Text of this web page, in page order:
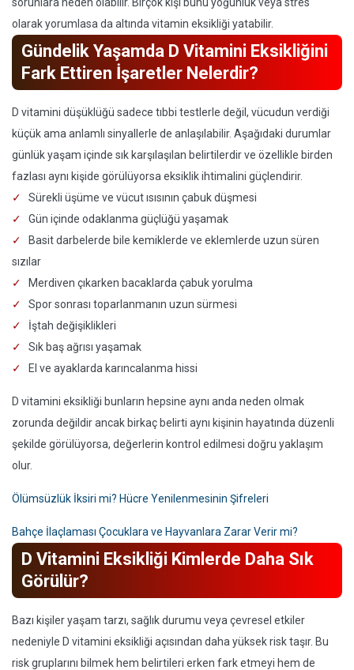
olarak yorumlasa da altında vitamin eksikliği yatabilir.
Gündelik Yaşamda D Vitamini Eksikliğini
Fark Ettiren İşaretler Nelerdir?
D vitamini düşüklüğü sadece tıbbi testlerle değil, vücudun verdiği
küçük ama anlamlı sinyallerle de anlaşılabilir. Aşağıdaki durumlar
günlük yaşam içinde sık karşılaşılan belirtilerdir ve özellikle birden
fazlası aynı kişide görülüyorsa eksiklik ihtimalini güçlendirir.
Sürekli üşüme ve vücut ısısının çabuk düşmesi
Gün içinde odaklanma güçlüğü yaşamak
Basit darbelerde bile kemiklerde ve eklemlerde uzun süren
sızılar
Merdiven çıkarken bacaklarda çabuk yorulma
Spor sonrası toparlanmanın uzun sürmesi
İştah değişiklikleri
Sık baş ağrısı yaşamak
El ve ayaklarda karıncalanma hissi
D vitamini eksikliği bunların hepsine aynı anda neden olmak
zorunda değildir ancak birkaç belirti aynı kişinin hayatında düzenli
şekilde görülüyorsa, değerlerin kontrol edilmesi doğru yaklaşım
olur.
Ölümsüzlük İksiri mi? Hücre Yenilenmesinin Şifreleri
Bahçe İlaçlaması Çocuklara ve Hayvanlara Zarar Verir mi?
D Vitamini Eksikliği Kimlerde Daha Sık
Görülür?
Bazı kişiler yaşam tarzı, sağlık durumu veya çevresel etkiler
nedeniyle D vitamini eksikliği açısından daha yüksek risk taşır. Bu
risk gruplarını bilmek hem belirtileri erken fark etmeyi hem de